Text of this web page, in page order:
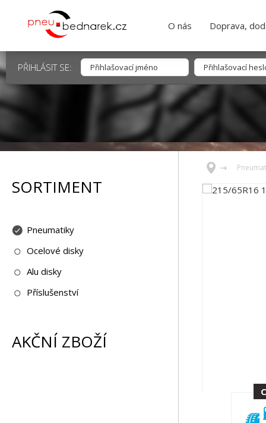
O nás Doprava,
PŘIHLÁSIT SE:
SORTIMENT
Pneumatiky
Ocelové disky
Alu disky
Příslušenství
AKČNÍ ZBOŽÍ
C